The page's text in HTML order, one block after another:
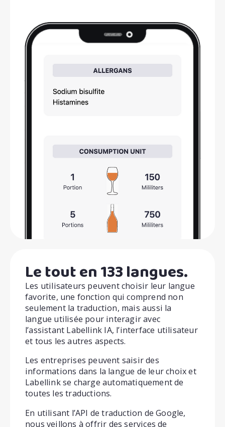
Le tout en 133 langues.
Les utilisateurs peuvent choisir leur langue
favorite, une fonction qui comprend non
seulement la traduction, mais aussi la
langue utilisée pour interagir avec
l’assistant Labellink IA, l’interface utilisateur
et tous les autres aspects.
Les entreprises peuvent saisir des
informations dans la langue de leur choix et
Labellink se charge automatiquement de
toutes les traductions.
En utilisant l’API de traduction de Google,
nous veillons à offrir des services de